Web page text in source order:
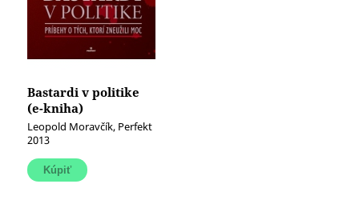
Bastardi v politike
(e-kniha)
Leopold Moravčík, Perfekt
2013